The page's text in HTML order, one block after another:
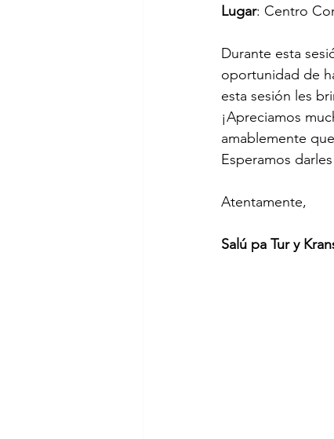
Lugar: Centro
Durante esta
oportunidad de
esta sesión les
¡Apreciamos
amablemente
Esperamos
Atentamente,
Salú pa Tur y